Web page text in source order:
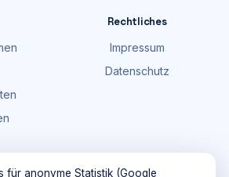
Rechtliches
Impressum
Datenschutz
für anonyme Statistik (Google